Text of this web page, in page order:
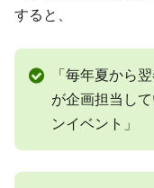
すると、
「毎年夏から
が企画担当し
ンイベント」